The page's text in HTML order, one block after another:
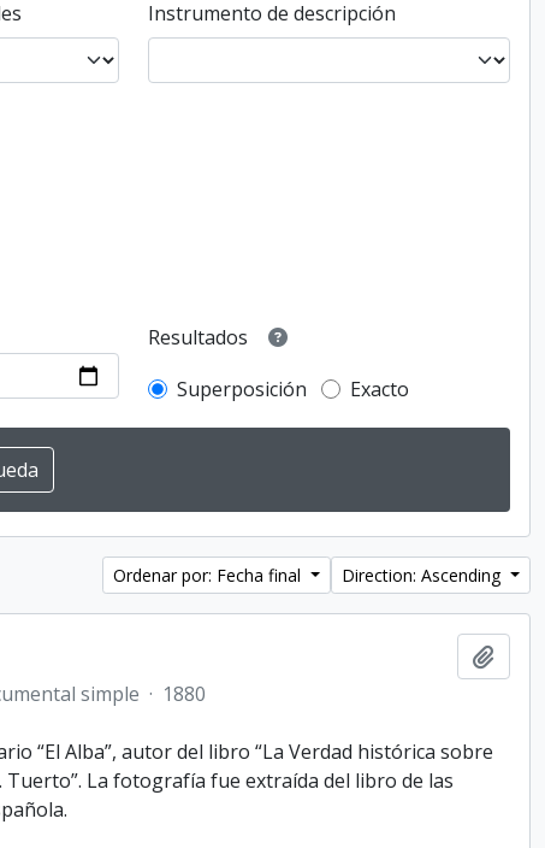
Instrumento de descripción
Resultados
Superposición
Exacto
Ordenar por: Fecha final Direction: Ascending
simple · 1880
“El Alba”, autor del libro “La Verdad histórica sobre
Tuerto”. La fotografía fue extraída del libro de las